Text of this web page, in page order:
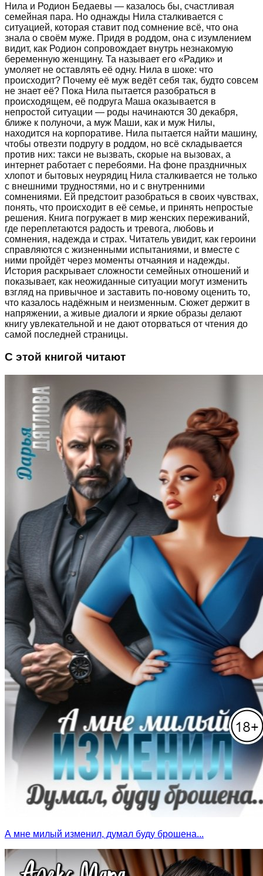
Нила и Родион Бедаевы — казалось бы, счастливая
семейная пара. Но однажды Нила сталкивается с
ситуацией, которая ставит под сомнение всё, что она
знала о своём муже. Придя в роддом, она с изумлением
видит, как Родион сопровождает внутрь незнакомую
беременную женщину. Та называет его «Радик» и
умоляет не оставлять её одну. Нила в шоке: что
происходит? Почему её муж ведёт себя так, будто совсем
не знает её? Пока Нила пытается разобраться в
происходящем, её подруга Маша оказывается в
непростой ситуации — роды начинаются 30 декабря,
ближе к полуночи, а муж Маши, как и муж Нилы,
находится на корпоративе. Нила пытается найти машину,
чтобы отвезти подругу в роддом, но всё складывается
против них: такси не вызвать, скорые на вызовах, а
интернет работает с перебоями. На фоне праздничных
хлопот и бытовых неурядиц Нила сталкивается не только
с внешними трудностями, но и с внутренними
сомнениями. Ей предстоит разобраться в своих чувствах,
понять, что происходит в её семье, и принять непростые
решения. Книга погружает в мир женских переживаний,
где переплетаются радость и тревога, любовь и
сомнения, надежда и страх. Читатель увидит, как героини
справляются с жизненными испытаниями, и вместе с
ними пройдёт через моменты отчаяния и надежды.
История раскрывает сложности семейных отношений и
показывает, как неожиданные ситуации могут изменить
взгляд на привычное и заставить по-новому оценить то,
что казалось надёжным и неизменным. Сюжет держит в
напряжении, а живые диалоги и яркие образы делают
книгу увлекательной и не дают оторваться от чтения до
самой последней страницы.
С этой книгой читают
А мне милый изменил, думал буду брошена...